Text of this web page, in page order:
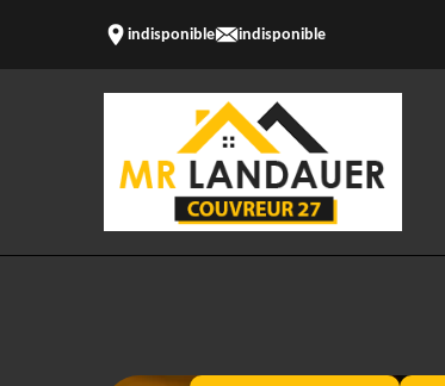
indisponible indisponible